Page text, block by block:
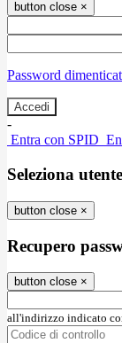
button close ×
Password
-
Entra con SPID
Seleziona utente
button close ×
Recupero
button close ×
all'indirizzo indicato